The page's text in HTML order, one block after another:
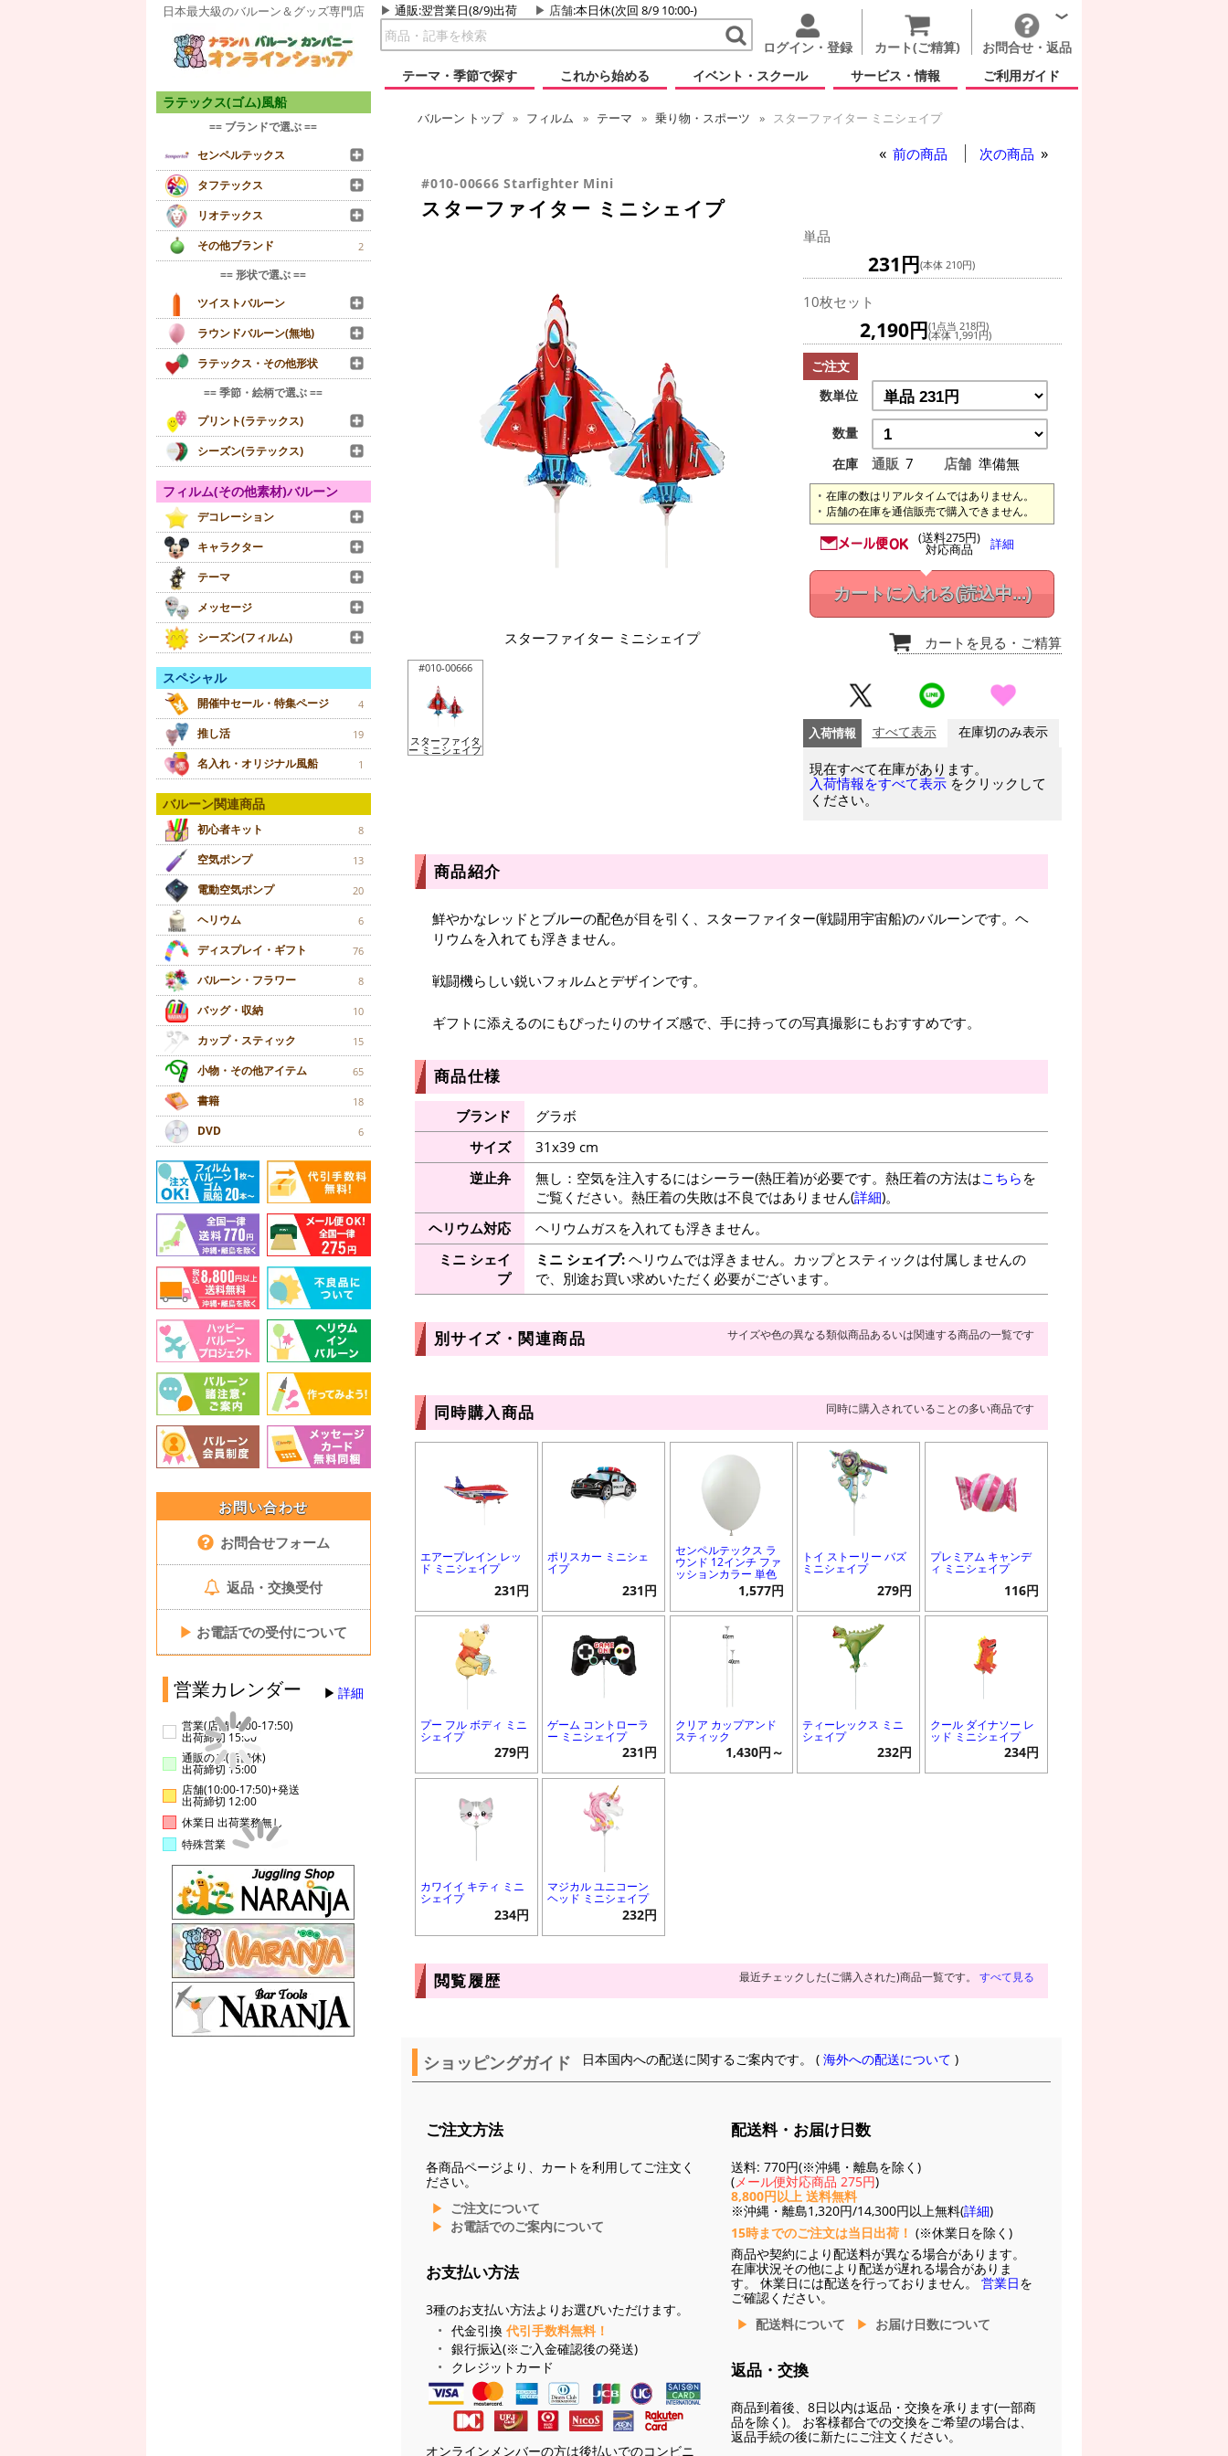
日本最大級のバルーン＆グッズ専門店 通販:翌営業日(8/9)出荷 店舗:本日休(次回 8/9 10:00-)
ログイン・登録 カート(ご精算)
お問合せ・返品
テーマ・季節で探す
これから始める イベント・スクール サービス・情報 ご利用ガイド
ラテックス(ゴム)風船
== ブランドで選ぶ ==
センペルテックス
タフテックス
リオテックス
その他ブランド
2
== 形状で選ぶ ==
ツイストバルーン
ラウンドバルーン(無地)
ラテックス・その他形状
== 季節・絵柄で選ぶ ==
プリント(ラテックス)
シーズン(ラテックス)
フィルム(その他素材)バルーン
デコレーション
キャラクター
テーマ
メッセージ
シーズン(フィルム)
スペシャル
開催中セール・特集ページ 4
推し活 19
名入れ・オリジナル風船 1
バルーン関連商品
初心者キット 8
空気ポンプ 13
電動空気ポンプ 20
ヘリウム 6
ディスプレイ・ギフト 76
バルーン・フラワー 8
バッグ・収納 10
カップ・スティック 15
小物・その他アイテム 65
書籍 18
DVD 6
お問い合わせ
お問合せフォーム
返品・交換受付
▶ お電話での受付について
営業カレンダー 詳細
営業(店舗14:00-17:50)
出荷締切 15:00
通販のみ(店舗休)
出荷締切 15:00
店舗(10:00-17:50)+発送
出荷締切 12:00
休業日 出荷業務無し
特殊営業
バルーン トップ フィルム テーマ 乗り物・スポーツ スターファイター ミニシェイプ
前の商品 次の商品
#010-00666 Starfighter Mini
スターファイター ミニシェイプ
スターファイター ミニシェイプ
#010-00666
スターファイタ
ー ミニシェイプ
単品
231円(本体 210円)
10枚セット
2,190円(1点当 218円)
(本体 1,991円)
ご注文
数単位
数量
在庫
通販 7 店舗 準備無
在庫の数はリアルタイムではありません。
店舗の在庫を通信販売で購入できません。
(送料275円)
対応商品 詳細
カートに入れる(読込中...)
カートを見る ・ご精算
入荷情報 すべて表示 在庫切のみ表示
現在すべて在庫があります。
入荷情報をすべて表示 をクリックして
ください。
商品紹介
鮮やかなレッドとブルーの配色が目を引く、スターファイター(戦闘用宇宙船)のバルーンです。ヘ
リウムを入れても浮きません。
戦闘機らしい鋭いフォルムとデザインです。
ギフトに添えるのにもぴったりのサイズ感で、手に持っての写真撮影にもおすすめです。
商品仕様
ブランド
グラボ
サイズ
31x39 cm
逆止弁
無し：空気を注入するにはシーラー(熱圧着)が必要です。熱圧着の方法はこちら を
ご覧ください。熱圧着の失敗は不良ではありません(詳細)。
ヘリウム対応
ヘリウムガスを入れても浮きません。
ミニ シェイ
プ
ミニ シェイプ:ヘリウムでは浮きません。カップとスティックは付属しませんの
で、別途お買い求めいただく必要がございます。
別サイズ・関連商品 サイズや色の異なる類似商品あるいは関連する商品の一覧です
同時購入商品 同時に購入されていることの多い商品です
エアープレイン レッ
ド ミニシェイプ
231円
ポリスカー ミニシェ
イプ
231円
センペルテックス ラ
ウンド 12インチ ファ
ッションカラー 単色
1,577円
トイ ストーリー バズ
ミニシェイプ
279円
プレミアム キャンデ
ィ ミニシェイプ
116円
プー フル ボディ ミニ
シェイプ
279円
ゲーム コントローラ
ー ミニシェイプ
231円
クリア カップアンド
スティック
1,430円～
ティーレックス ミニ
シェイプ
232円
クール ダイナソー レ
ッド ミニシェイプ
234円
カワイイ キティ ミニ
シェイプ
234円
マジカル ユニコーン
ヘッド ミニシェイプ
232円
閲覧履歴 最近チェックした(ご購入された)商品一覧です。 すべて見る
ショッピングガイド 日本国内への配送に関するご案内です。 (海外への配送について )
ご注文方法
各商品ページより、カートを利用してご注文く
ださい。
ご注文について
お電話でのご案内について
お支払い方法
3種のお支払い方法よりお選びいただけます。
代金引換 代引手数料無料！
銀行振込(※ご入金確認後の発送)
クレジットカード
オンラインメンバーの方は後払いでのコンビニ
配送料・お届け日数
送料: 770円(※沖縄・離島を除く)
(メール便対応商品 275円)
8,800円以上 送料無料
※沖縄・離島1,320円/14,300円以上無料(詳細)
15時までのご注文は当日出荷！ (※休業日を除く)
商品や契約により配送料が異なる場合があります。
在庫状況その他により配送が遅れる場合がありま
す。 休業日には配送を行っておりません。 営業日を
ご確認ください。
配送料について
お届け日数について
返品・交換
商品到着後、8日以内は返品・交換を承ります(一部商
品を除く)。 お客様都合での交換をご希望の場合は、
返品手続の後に新たにご注文ください。